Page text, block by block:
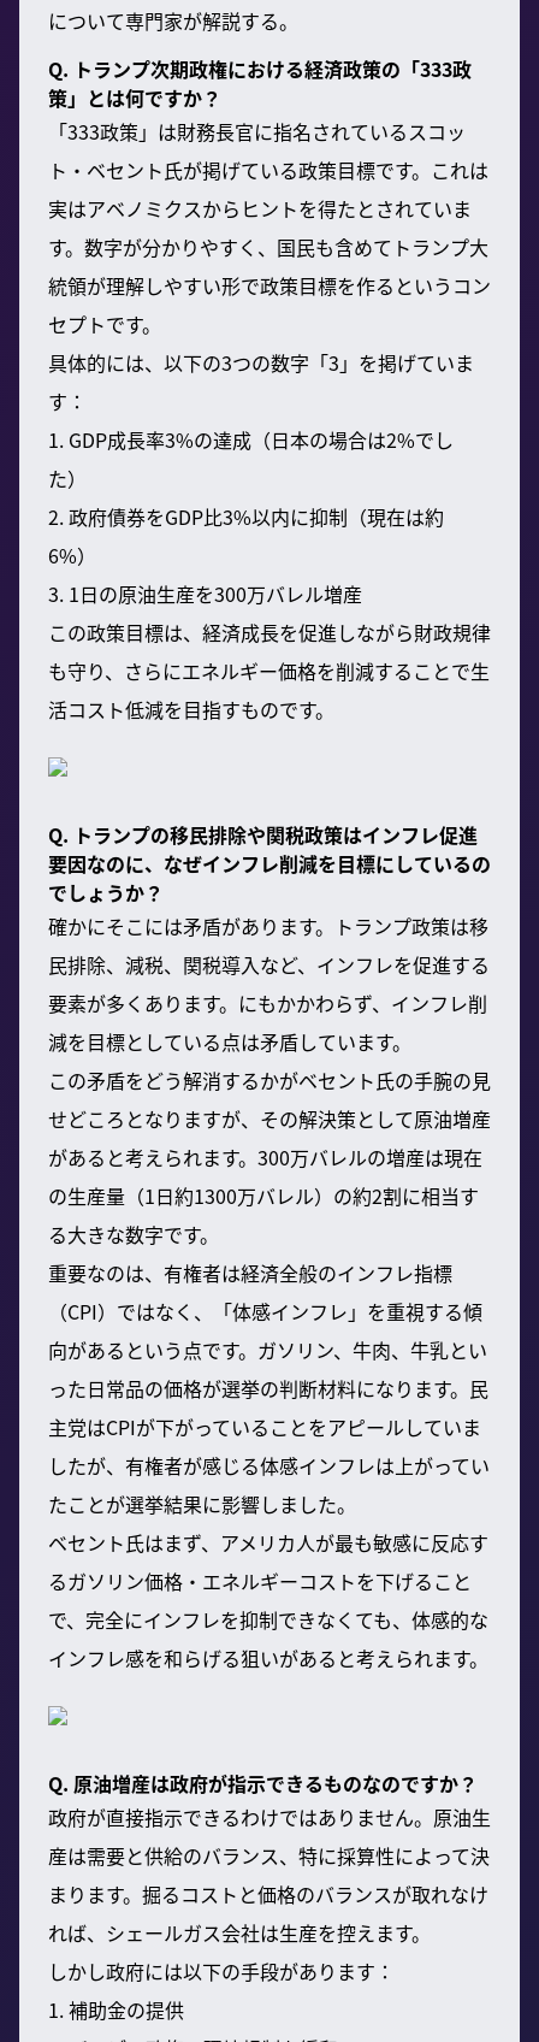
について専門家が解説する。
Q. トランプ次期政権における経済政策の「333政
策」とは何ですか？
「333政策」は財務長官に指名されているスコッ
ト・ベセント氏が掲げている政策目標です。これは
実はアベノミクスからヒントを得たとされていま
す。数字が分かりやすく、国民も含めてトランプ大
統領が理解しやすい形で政策目標を作るというコン
セプトです。
具体的には、以下の3つの数字「3」を掲げていま
す：
1. GDP成長率3%の達成（日本の場合は2%でし
た）
2. 政府債券をGDP比3%以内に抑制（現在は約
6%）
3. 1日の原油生産を300万バレル増産
この政策目標は、経済成長を促進しながら財政規律
も守り、さらにエネルギー価格を削減することで生
活コスト低減を目指すものです。
Q. トランプの移民排除や関税政策はインフレ促進
要因なのに、なぜインフレ削減を目標にしているの
でしょうか？
確かにそこには矛盾があります。トランプ政策は移
民排除、減税、関税導入など、インフレを促進する
要素が多くあります。にもかかわらず、インフレ削
減を目標としている点は矛盾しています。
この矛盾をどう解消するかがベセント氏の手腕の見
せどころとなりますが、その解決策として原油増産
があると考えられます。300万バレルの増産は現在
の生産量（1日約1300万バレル）の約2割に相当す
る大きな数字です。
重要なのは、有権者は経済全般のインフレ指標
（CPI）ではなく、「体感インフレ」を重視する傾
向があるという点です。ガソリン、牛肉、牛乳とい
った日常品の価格が選挙の判断材料になります。民
主党はCPIが下がっていることをアピールしていま
したが、有権者が感じる体感インフレは上がってい
たことが選挙結果に影響しました。
ベセント氏はまず、アメリカ人が最も敏感に反応す
るガソリン価格・エネルギーコストを下げること
で、完全にインフレを抑制できなくても、体感的な
インフレ感を和らげる狙いがあると考えられます。
Q. 原油増産は政府が指示できるものなのですか？
政府が直接指示できるわけではありません。原油生
産は需要と供給のバランス、特に採算性によって決
まります。掘るコストと価格のバランスが取れなけ
れば、シェールガス会社は生産を控えます。
しかし政府には以下の手段があります：
1. 補助金の提供